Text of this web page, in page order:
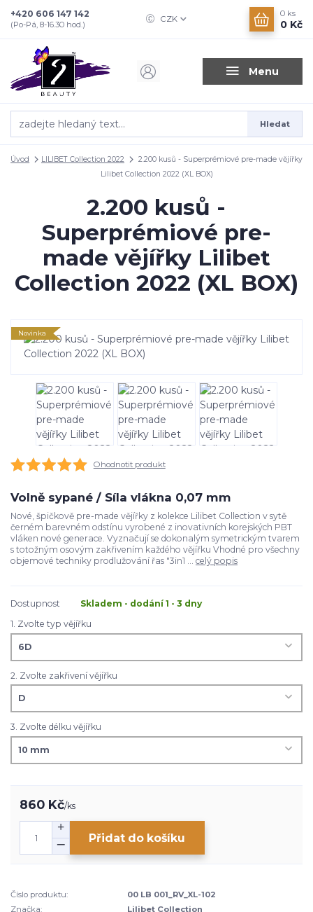
Menu
CZK
Hledat
+420 606 147 142
(Po-Pá, 8-16.30 hod.)
0 ks
0 Kč
Úvod LILIBET Collection 2022
2.200 kusů - Superprémiové pre-made vějířky
Lilibet Collection 2022 (XL BOX)
2.200 kusů -
Superprémiové pre-
made vějířky Lilibet
Collection 2022 (XL BOX)
Novinka
Ohodnotit produkt
Volně sypané / Síla vlákna 0,07 mm
Nové, špičkově pre-made vějířky z kolekce Lilibet Collection v sytě
černém barevném odstínu vyrobené z inovativních korejských PBT
vláken nové generace. Vyznačují se dokonalým symetrickým tvarem
s totožným osovým zakřivením každého vějířku Vhodné pro všechny
objemové techniky prodlužování řas "3in1 ... celý popis
Dostupnost
Skladem - dodání 1 - 3 dny
1. Zvolte typ vějířku
2. Zvolte zakřivení vějířku
3. Zvolte délku vějířku
860 Kč/ks
Přidat do košíku
Číslo produktu:
00 LB 001_RV_XL-102
Značka:
Lilibet Collection